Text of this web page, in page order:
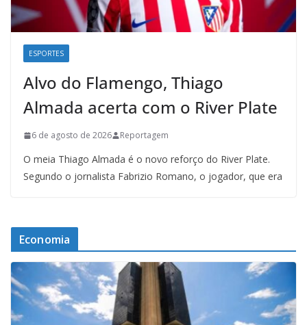
ESPORTES
Alvo do Flamengo, Thiago
Almada acerta com o River Plate
6 de agosto de 2026 Reportagem
O meia Thiago Almada é o novo reforço do River Plate.
Segundo o jornalista Fabrizio Romano, o jogador, que era
Economia